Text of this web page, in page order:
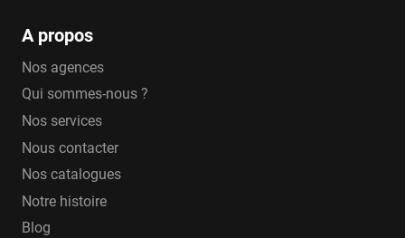
A propos
Nos agences
Qui sommes-nous ?
Nos services
Nous contacter
Nos catalogues
Notre histoire
Blog